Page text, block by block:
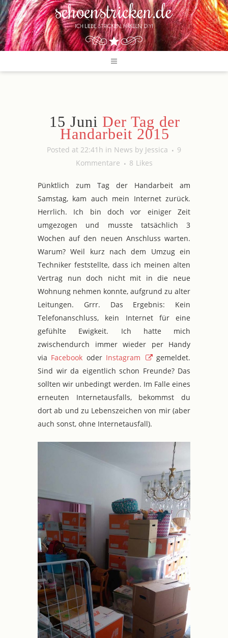
15 Juni Der Tag der
Handarbeit 2015
Posted at 22:41h in News by Jessica
9
Kommentare
8 Likes
Pünktlich zum Tag der Handarbeit am
Samstag, kam auch mein Internet zurück.
Herrlich. Ich bin doch vor einiger Zeit
umgezogen und musste tatsächlich 3
Wochen auf den neuen Anschluss warten.
Warum? Weil kurz nach dem Umzug ein
Techniker feststellte, dass ich meinen alten
Vertrag nun doch nicht mit in die neue
Wohnung nehmen konnte, aufgrund zu alter
Leitungen. Grrr. Das Ergebnis: Kein
Telefonanschluss, kein Internet für eine
gefühlte Ewigkeit. Ich hatte mich
zwischendurch immer wieder per Handy
via Facebook oder Instagram
gemeldet.
Sind wir da eigentlich schon Freunde? Das
sollten wir unbedingt werden. Im Falle eines
erneuten Internetausfalls, bekommst du
dort ab und zu Lebenszeichen von mir (aber
auch sonst, ohne Internetausfall).